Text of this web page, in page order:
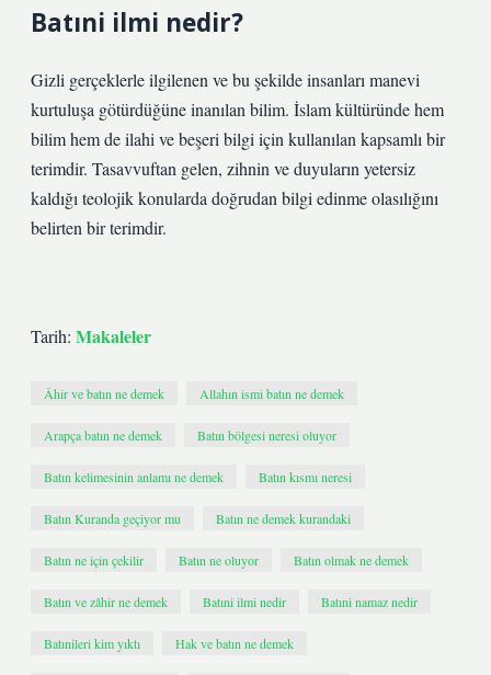
Batıni ilmi nedir?
Gizli gerçeklerle ilgilenen ve bu şekilde insanları manevi
kurtuluşa götürdüğüne inanılan bilim. İslam kültüründe hem
bilim hem de ilahi ve beşeri bilgi için kullanılan kapsamlı bir
terimdir. Tasavvuftan gelen, zihnin ve duyuların yetersiz
kaldığı teolojik konularda doğrudan bilgi edinme olasılığını
belirten bir terimdir.
Tarih: Makaleler
Âhir ve batın ne demek Allahın ismi batın ne demek
Arapça batın ne demek Batın bölgesi neresi oluyor
Batın kelimesinin anlamı ne demek Batın kısmı neresi
Batın Kuranda geçiyor mu Batın ne demek kurandaki
Batın ne için çekilir Batın ne oluyor Batın olmak ne demek
Batın ve zâhir ne demek Batıni ilmi nedir Batıni namaz nedir
Batınileri kim yıktı Hak ve batın ne demek